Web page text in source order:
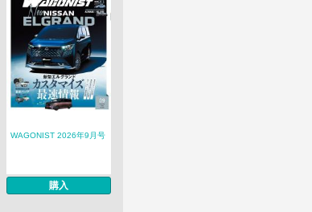
WAGONIST 2026年9月号
購入